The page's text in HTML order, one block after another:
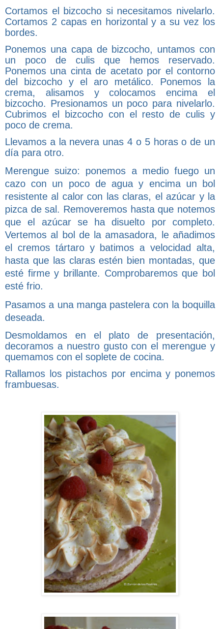
Cortamos el bizcocho si necesitamos nivelarlo.
Cortamos 2 capas en horizontal y a su vez los
bordes.
Ponemos una capa de bizcocho, untamos con
un poco de culis que hemos reservado.
Ponemos una cinta de acetato por el contorno
del bizcocho y el aro metálico. Ponemos la
crema, alisamos y colocamos encima el
bizcocho. Presionamos un poco para nivelarlo.
Cubrimos el bizcocho con el resto de culis y
poco de crema.
Llevamos a la nevera unas 4 o 5 horas o de un
día para otro.
Merengue suizo: ponemos a medio fuego un
cazo con un poco de agua y encima un bol
resistente al calor con las claras, el azúcar y la
pizca de sal. Removeremos hasta que notemos
que el azúcar se ha disuelto por completo.
Vertemos al bol de la amasadora, le añadimos
el cremos tártaro y batimos a velocidad alta,
hasta que las claras estén bien montadas, que
esté firme y brillante. Comprobaremos que bol
esté frio.
Pasamos a una manga pastelera con la boquilla
deseada.
Desmoldamos en el plato de presentación,
decoramos a nuestro gusto con el merengue y
quemamos con el soplete de cocina.
Rallamos los pistachos por encima y ponemos
frambuesas.